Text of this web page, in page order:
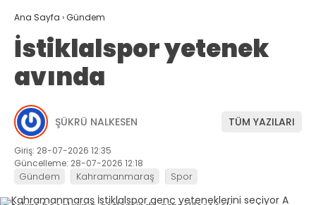
Ana Sayfa ›Gündem
İstiklalspor yetenek
avında
ŞÜKRÜ NALKESEN TÜM YAZILARI
Giriş: 28-07-2026 12:35
Güncelleme: 28-07-2026 12:18
Gündem Kahramanmaraş Spor